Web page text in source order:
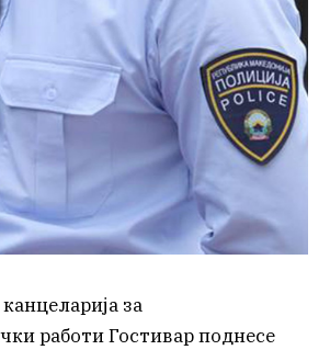
за
работи Гостивар поднесе